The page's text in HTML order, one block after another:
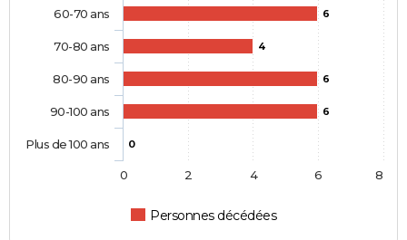
6
4
6
6
0
Personnes décédées
60-70 ans
70-80 ans
80-90 ans
90-100 ans
Plus de 100 ans
0 2 4 6 8